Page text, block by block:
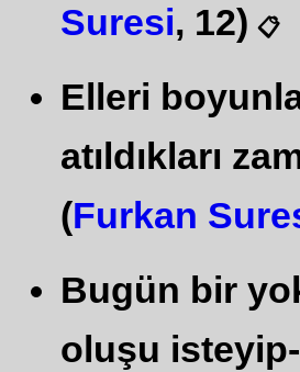
Suresi, 12) 📋
Elleri
atıldıkları
(Furkan
Bugün bir
oluşu isteyip-